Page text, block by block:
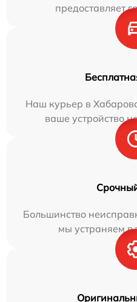
предоставляет
Наш курьер в
ваше устройство
Большинство
мы устраняем в